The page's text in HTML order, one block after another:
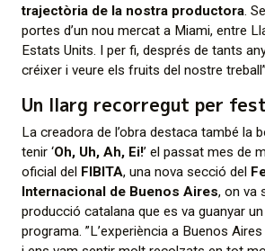
trajectòria de la nostra productora .
portes d’un nou mercat a Miami, entre
Estats Units. I per fi, després de tants
créixer i veure els fruits del nostre
Un llarg recorregut per
La creadora de l’obra destaca també la
tenir ‘Oh, Uh, Ah, Ei!’ el passat mes de
oficial del
FIBITA, una nova secció del
Internacional de Buenos Aires, on va
producció catalana que es va guanyar un
programa. ”L’experiència a Buenos